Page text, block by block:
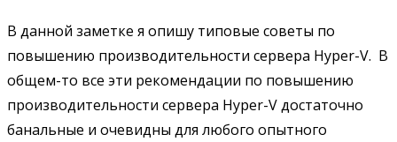
В данной заметке я опишу типовые советы по
повышению производительности сервера Hyper-V. В
общем-то все эти рекомендации по повышению
производительности сервера Hyper-V достаточно
банальные и очевидны для любого опытного